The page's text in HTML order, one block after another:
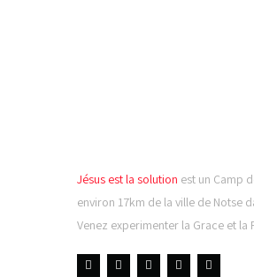
Jésus est la solution est un Camp
environ 17km de la ville de Notse
Venez experimenter la Grace et la